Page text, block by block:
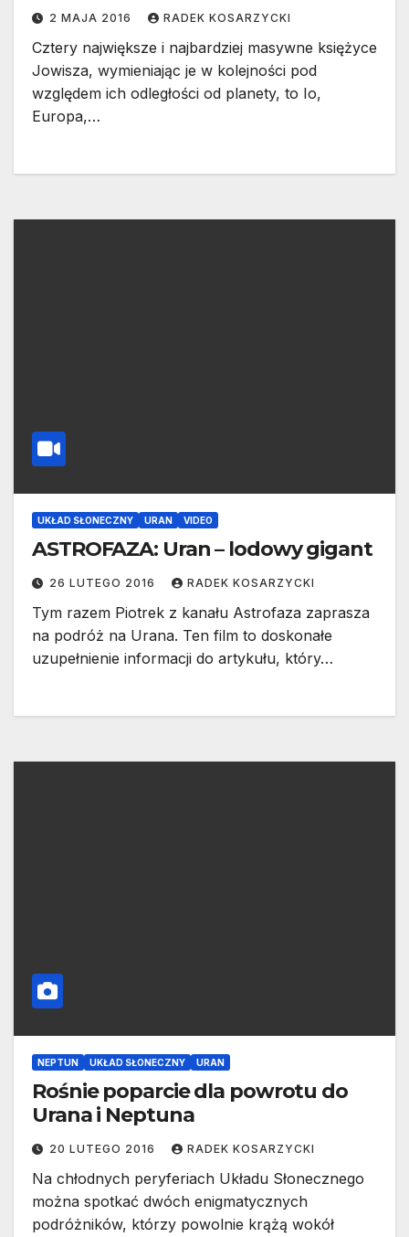
2 MAJA 2016 RADEK KOSARZYCKI
Cztery największe i najbardziej masywne księżyce
Jowisza, wymieniając je w kolejności pod
względem ich odległości od planety, to Io,
Europa,…
UKŁAD SŁONECZNY URAN VIDEO
ASTROFAZA: Uran – lodowy gigant
26 LUTEGO 2016 RADEK KOSARZYCKI
Tym razem Piotrek z kanału Astrofaza zaprasza
na podróż na Urana. Ten film to doskonałe
uzupełnienie informacji do artykułu, który…
NEPTUN UKŁAD SŁONECZNY URAN
Rośnie poparcie dla powrotu do
Urana i Neptuna
20 LUTEGO 2016 RADEK KOSARZYCKI
Na chłodnych peryferiach Układu Słonecznego
można spotkać dwóch enigmatycznych
podróżników, którzy powolnie krążą wokół